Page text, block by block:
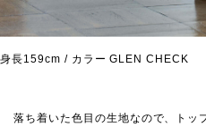
身長159cm / カラー GLEN CHECK
落ち着いた色目の生地なので、トッ